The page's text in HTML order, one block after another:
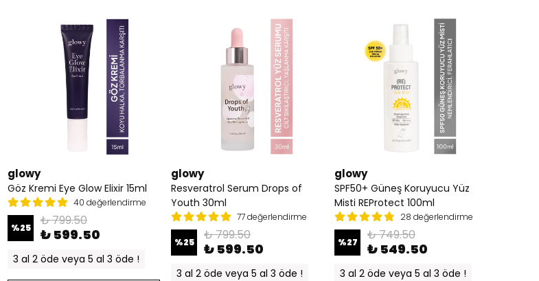
glowy
Göz Kremi Eye Glow Elixir 15ml
40 değerlendirme
%25 ₺ 799.50
₺ 599.50
3 al 2 öde veya 5 al 3 öde !
glowy
Resveratrol Serum Drops of
Youth 30ml
77 değerlendirme
%25 ₺ 799.50
₺ 599.50
3 al 2 öde veya 5 al 3 öde !
glowy
SPF50+ Güneş Koruyucu Yüz
Misti REProtect 100ml
28 değerlendirme
%27 ₺ 749.50
₺ 549.50
3 al 2 öde veya 5 al 3 öde !